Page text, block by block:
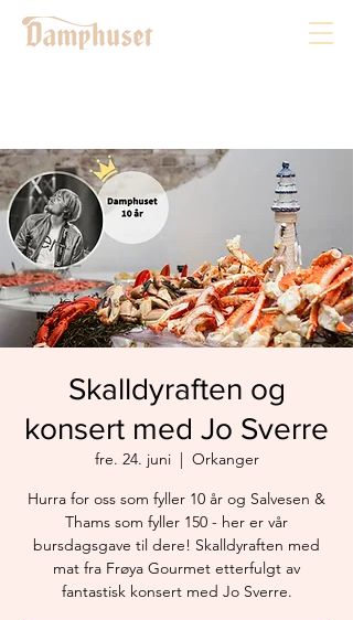
Skalldyraften og
konsert med Jo Sverre
fre. 24. juni
  |
Orkanger
Hurra for oss som fyller 10 år og Salvesen &
Thams som fyller 150 - her er vår
bursdagsgave til dere! Skalldyraften med
mat fra Frøya Gourmet etterfulgt av
fantastisk konsert med Jo Sverre.